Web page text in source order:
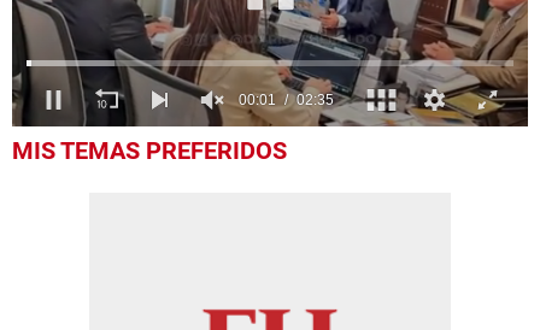
of
MIS TEMAS PREFERIDOS